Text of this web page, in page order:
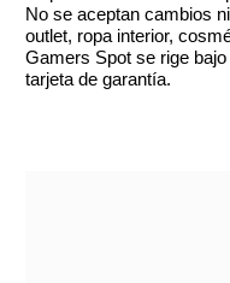
No se aceptan cambios
outlet, ropa interior,
Gamers Spot se rige
tarjeta de garantía.